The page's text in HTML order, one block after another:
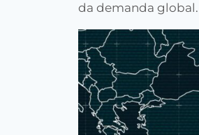
da demanda global.